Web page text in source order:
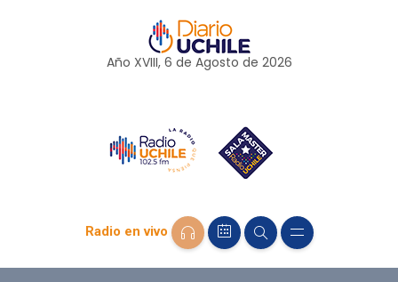
Año XVIII, 6 de Agosto de 2026
Radio en vivo